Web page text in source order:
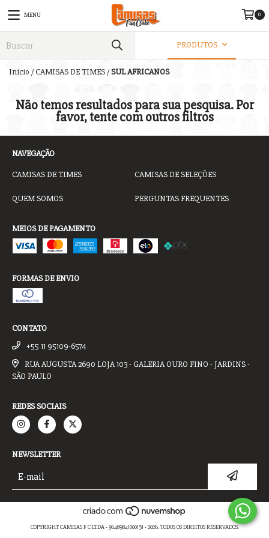
MENU 0
PRODUTOS
Início /CAMISAS DE TIMES/SUL AFRICANOS
Não temos resultados para sua pesquisa. Por
favor, tente com outros filtros
NAVEGAÇÃO
CAMISAS DE TIMES CAMISAS DE SELEÇÕES
QUEM SOMOS PERGUNTAS FREQUENTES
MEIOS DE PAGAMENTO
FORMAS DE ENVIO
CONTATO
+55 11 95109-6574
RUA AUGUSTA 2690 LOJA 103 - GALERIA OURO FINO - JARDINS -
SÃO PAULO
REDES SOCIAIS
NEWSLETTER
COPYRIGHT CAMISAS F C LTDA - 36489841000151 - 2026. TODOS OS DIREITOS RESERVADOS.